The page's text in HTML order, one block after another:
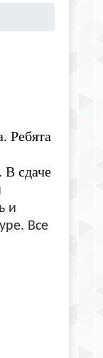
Ребята
В сдаче
и
Все